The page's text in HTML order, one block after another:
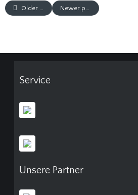
Older posts Newer posts
Service
Unsere Partner